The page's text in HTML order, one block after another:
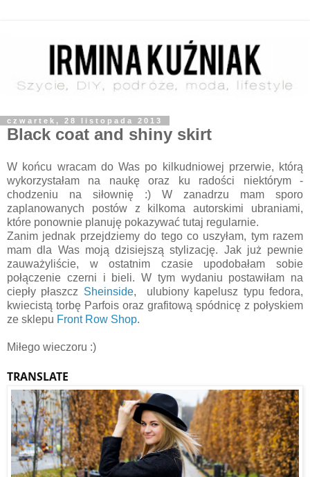
czwartek, 28 listopada 2013
Black coat and shiny skirt
W końcu wracam do Was po kilkudniowej przerwie, którą
wykorzystałam na naukę oraz ku radości niektórym -
chodzeniu na siłownię :) W zanadrzu mam sporo
zaplanowanych postów z kilkoma autorskimi ubraniami,
które ponownie planuję pokazywać tutaj regularnie.
Zanim jednak przejdziemy do tego co uszyłam, tym razem
mam dla Was moją dzisiejszą stylizację. Jak już pewnie
zauważyliście, w ostatnim czasie upodobałam sobie
połączenie czerni i bieli. W tym wydaniu postawiłam na
ciepły płaszcz Sheinside, ulubiony kapelusz typu fedora,
kwiecistą torbę Parfois oraz grafitową spódnicę z połyskiem
ze sklepu Front Row Shop.
Miłego wieczoru :)
TRANSLATE